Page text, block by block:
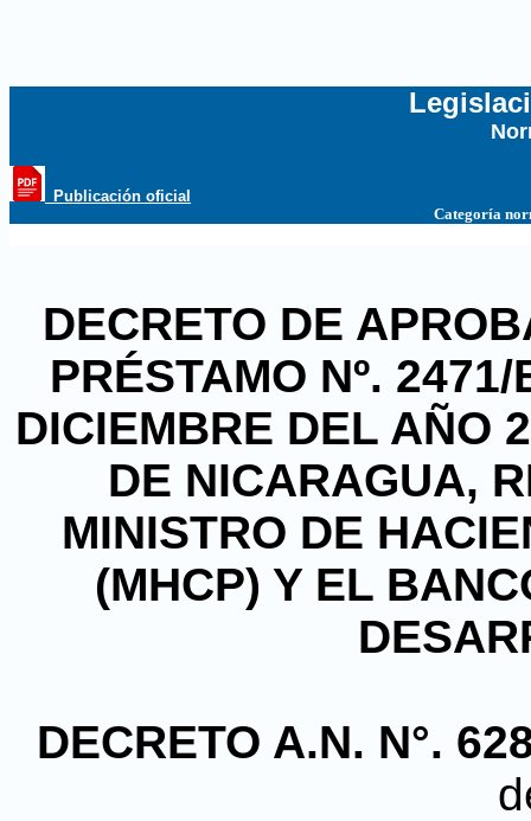
_Publicación oficial
Categoría
DECRETO DE
PRÉSTAMO Nº.
DICIEMBRE DEL AÑO
DE NICARAGUA,
MINISTRO DE
(MHCP) Y EL
DECRETO A.N. N°.